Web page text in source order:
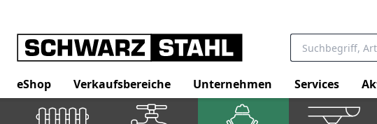
eShop Verkaufsbereiche Unternehmen Services